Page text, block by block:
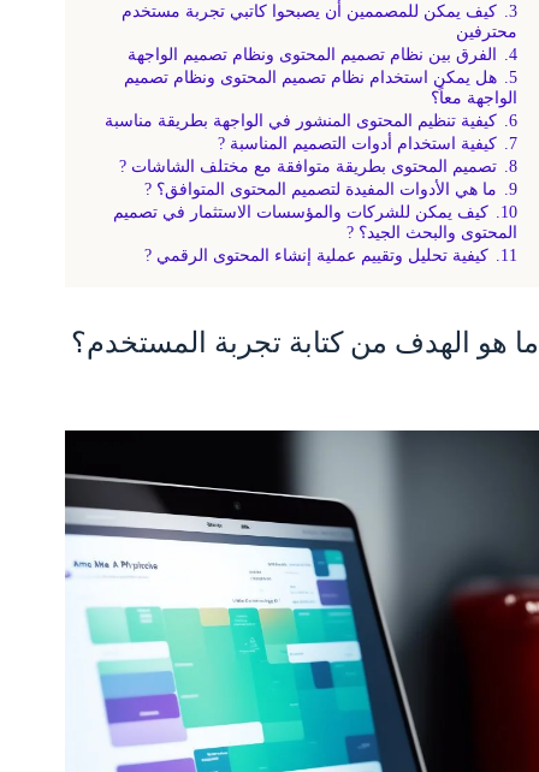
3.
كيف يمكن للمصممين أن يصبحوا كاتبي تجربة مستخدم
محترفين
4.
الفرق بين نظام تصميم المحتوى ونظام تصميم الواجهة
5.
هل يمكن استخدام نظام تصميم المحتوى ونظام تصميم
الواجهة معاً؟
6.
كيفية تنظيم المحتوى المنشور في الواجهة بطريقة مناسبة
7.
كيفية استخدام أدوات التصميم المناسبة ?
8.
تصميم المحتوى بطريقة متوافقة مع مختلف الشاشات ?️
9.
ما هي الأدوات المفيدة لتصميم المحتوى المتوافق؟ ?
10.
كيف يمكن للشركات والمؤسسات الاستثمار في تصميم
المحتوى والبحث الجيد؟ ?
11.
كيفية تحليل وتقييم عملية إنشاء المحتوى الرقمي ?
ما هو الهدف من كتابة تجربة المستخدم؟